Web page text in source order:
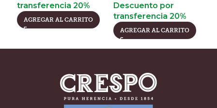
transferencia 20%
AGREGAR AL CARRITO
Descuento por
transferencia 20%
AGREGAR AL CARRITO